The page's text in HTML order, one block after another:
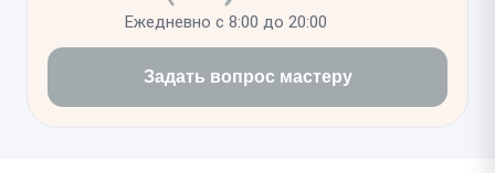
Ежедневно с 8:00 до 20:00
Задать вопрос мастеру